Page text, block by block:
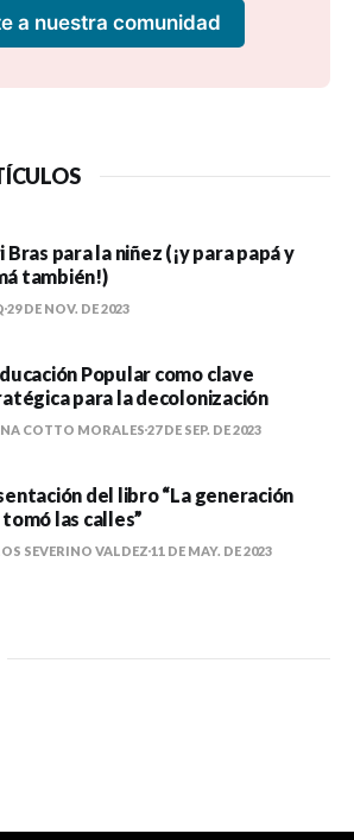
a nuestra comunidad
Bras para la niñez (¡y para papá y
también!)
29 DE NOV. DE 2023
Popular como clave
para la decolonización
COTTO MORALES 27 DE SEP. DE 2023
del libro “La generación
las calles”
SEVERINO VALDEZ 11 DE MAY. DE 2023